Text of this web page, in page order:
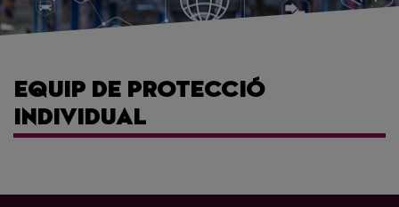
EQUIP DE PROTECCIÓ
INDIVIDUAL